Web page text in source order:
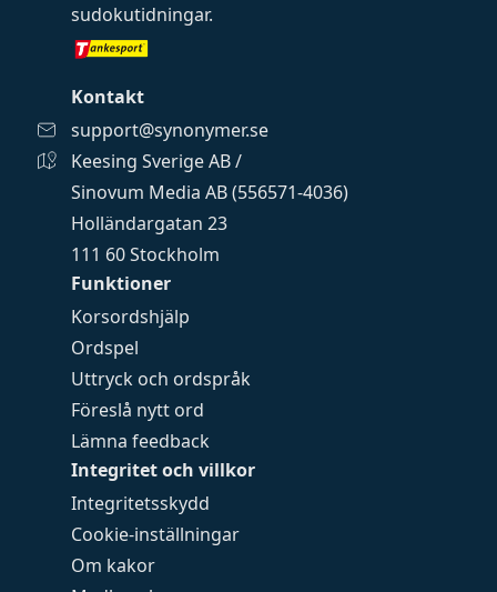
Funktioner
Korsordshjälp
Ordspel
Uttryck och ordspråk
Föreslå nytt ord
Lämna feedback
Integritet och villkor
Integritetsskydd
Cookie-inställningar
Om kakor
sudokutidningar.
Kontakt
support@synonymer.se
Keesing Sverige AB /
Sinovum Media AB (556571-4036)
Holländargatan 23
111 60 Stockholm